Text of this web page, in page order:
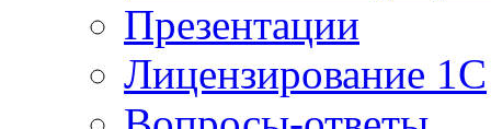
Презентации
Лицензирование 1С